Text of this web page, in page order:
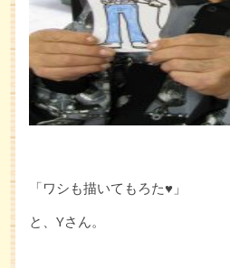
「ワシも描いてもろた♥」
と、Yさん。